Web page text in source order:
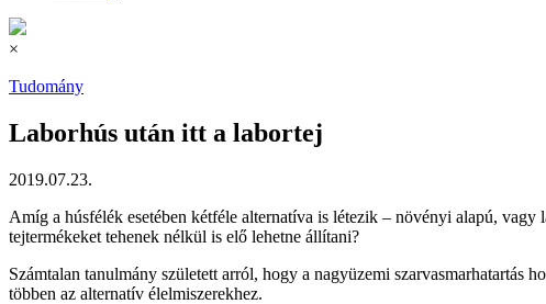
×
Tudomány
Laborhús után itt a labortej
2019.07.23.
Amíg a húsfélék esetében kétféle alternatíva is létezik – növényi alapú,
tejtermékeket tehenek nélkül is elő lehetne állítani?
Számtalan tanulmány született arról, hogy a nagyüzemi
többen az alternatív élelmiszerekhez.